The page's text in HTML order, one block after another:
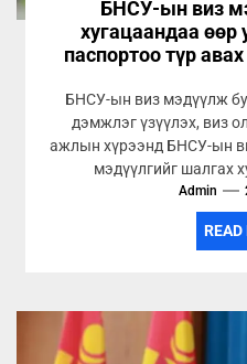
БНСУ-ын виз
хугацаандаа өөр
паспортоо түр
БНСУ-ын виз мэдүүлж
дэмжлэг үзүүлэх, виз
ажлын хүрээнд БНСУ-ын
мэдүүлгийг шалгах
Admin
READ